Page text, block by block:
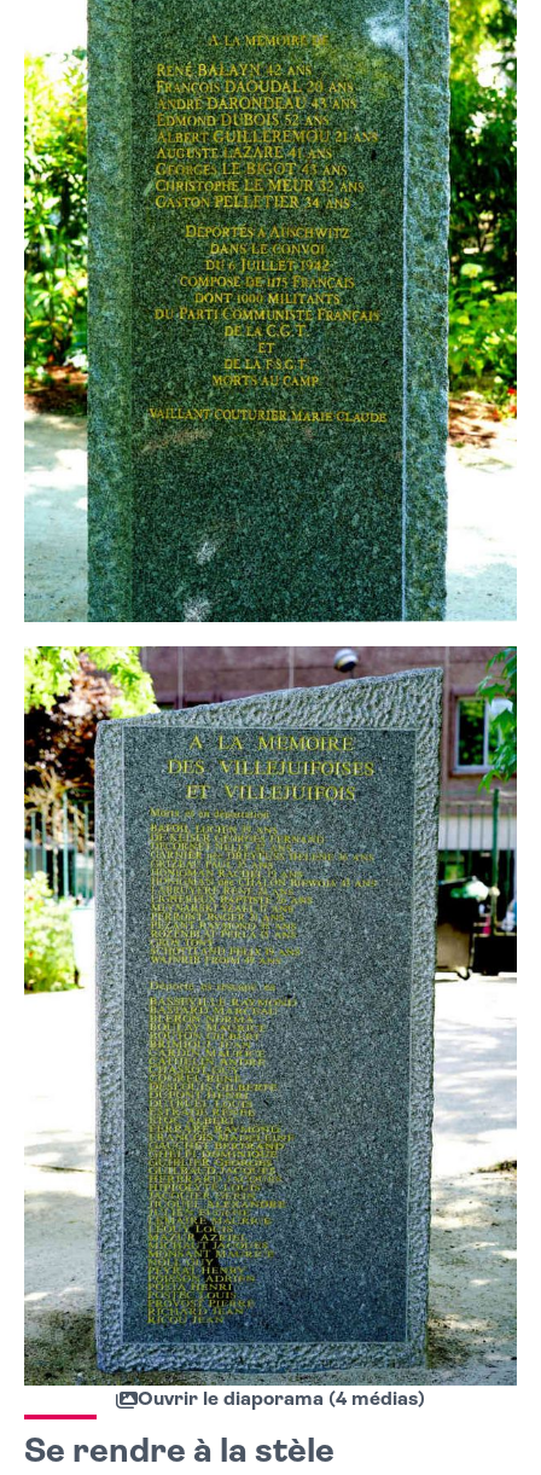
Maurice Monsant
Guy Noll
Henri Peyrat
Adrien Poisson
Henri Posta
Louis Postec
Pierre Provost
Jean Richard
Jean Ricou
Ouvrir le diaporama (4 médias)
Se rendre à la stèle